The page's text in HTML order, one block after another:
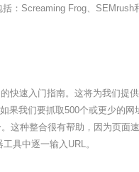
：Screaming Frog、SEMrush
速入门指南。这将为我们提
果我们要抓取500个或更少的
这种整合很有帮助，因为页面
具中逐一输入URL。